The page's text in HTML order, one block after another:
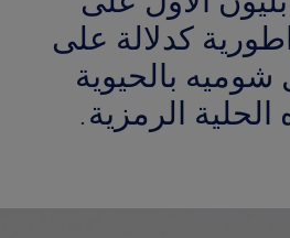
كدلالة على
شوميه بالحيوية
الحلية الرمزية.